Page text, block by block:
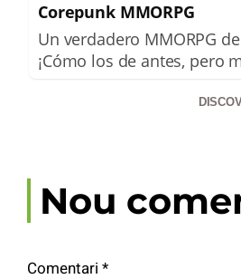
Corepunk MMORPG
Un verdadero MMORPG
¡Cómo los de antes, pero
Nou
Comentari *